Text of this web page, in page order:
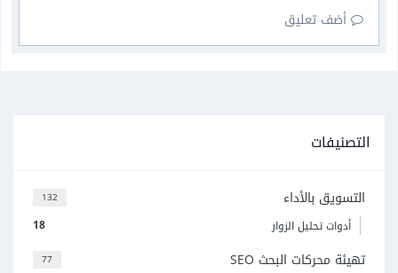
أضف تعليق
التصنيفات
132 التسويق بالأداء
18 أدوات تحليل الزوار
77 تهيئة محركات البحث SEO